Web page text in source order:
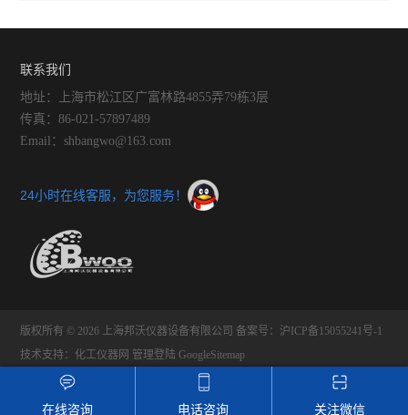
联系我们
地址：上海市松江区广富林路4855弄79栋3层
传真：86-021-57897489
Email：shbangwo@163.com
24小时在线客服，为您服务！
版权所有 © 2026 上海邦沃仪器设备有限公司 备案号：沪ICP备15055241号-1
技术支持： 化工仪器网 管理登陆 GoogleSitemap
在线咨询 电话咨询 关注微信